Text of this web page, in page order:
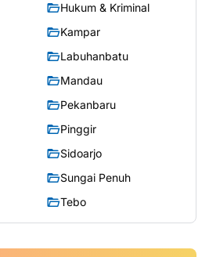
Hukum & Kriminal
Kampar
Labuhanbatu
Mandau
Pekanbaru
Pinggir
Sidoarjo
Sungai Penuh
Tebo